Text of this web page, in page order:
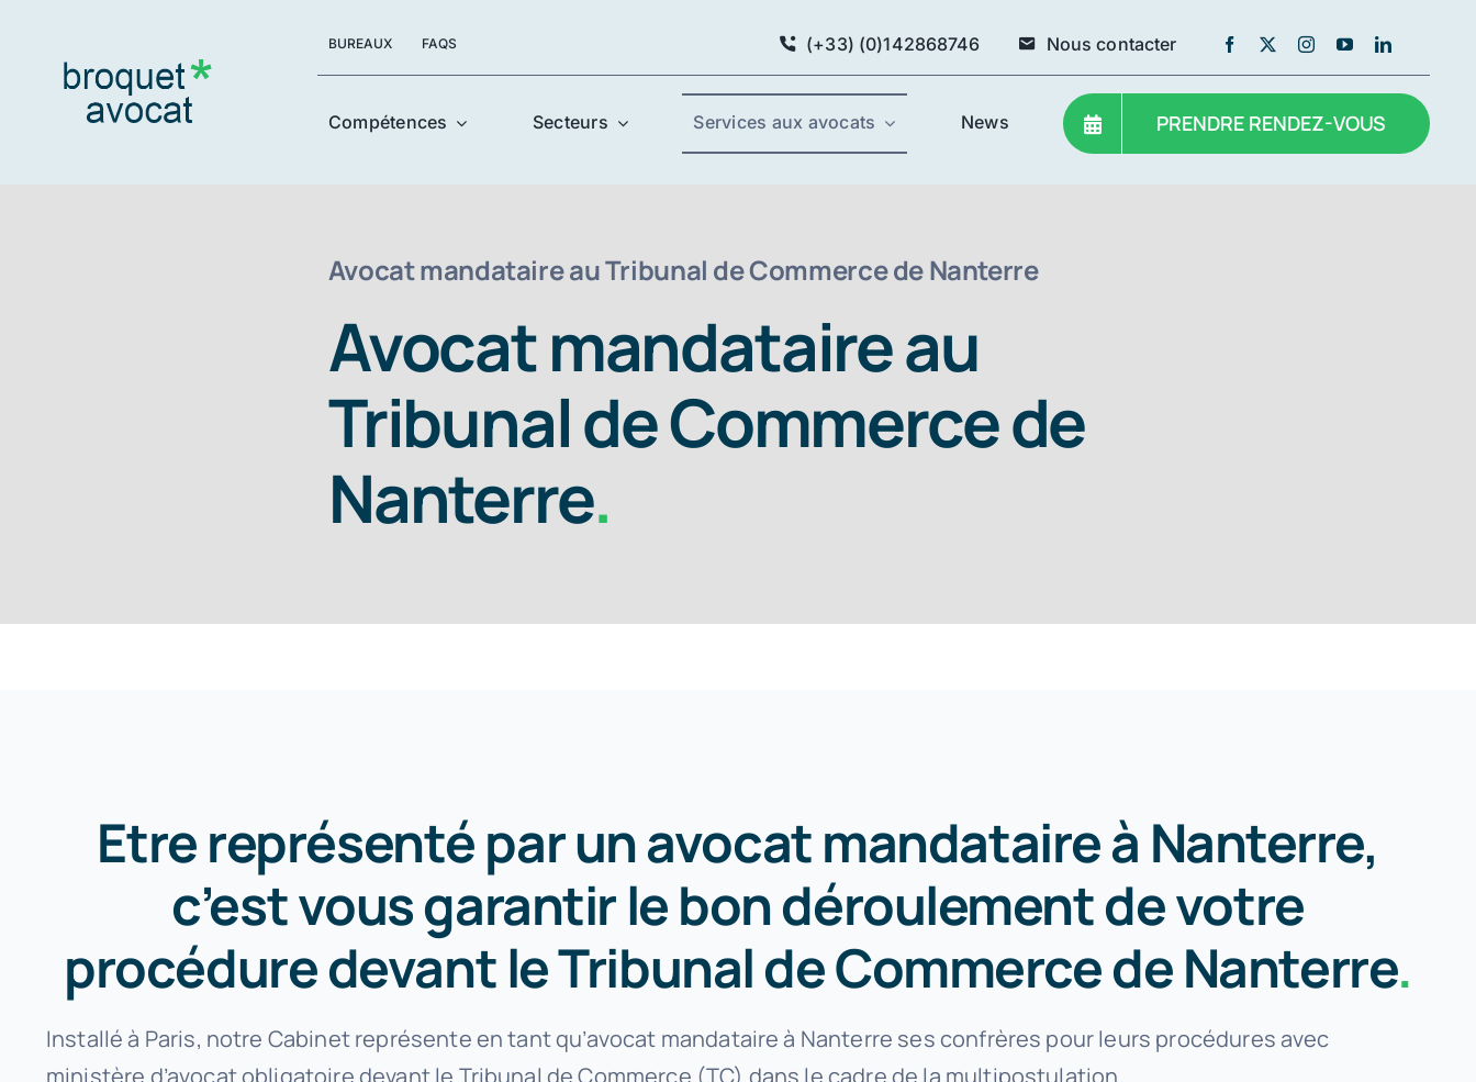
content
BUREAUX FAQS (+33) (0)142868746 Nous contacter
Compétences Secteurs Services aux avocats News PRENDRE RENDEZ-VOUS
Avocat mandataire au Tribunal de Commerce de Nanterre
Avocat mandataire au
Tribunal de Commerce de
Nanterre.
Etre représenté par un avocat mandataire à Nanterre,
c’est vous garantir le bon déroulement de votre
procédure devant le Tribunal de Commerce de Nanterre.
Installé à Paris, notre Cabinet représente en tant qu’avocat mandataire à Nanterre ses confrères pour leurs procédures avec
ministère d’avocat obligatoire devant le Tribunal de Commerce (TC) dans le cadre de la multipostulation.